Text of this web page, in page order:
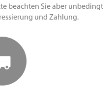
beachten Sie aber unbedingt
und Zahlung.